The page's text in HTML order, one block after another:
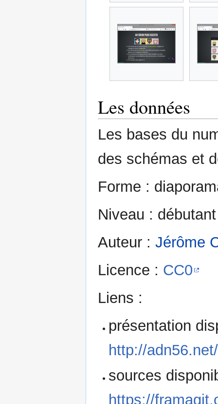
Les données
Les bases du
des schémas et
Forme :
Niveau : débutant
Auteur : Jérôme
Licence : CC0
Liens :
présentation
http://
sources
https://